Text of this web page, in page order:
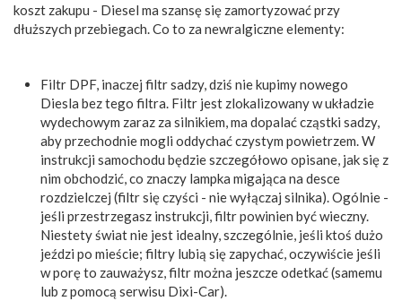
koszt zakupu - Diesel ma szansę się zamortyzować przy
dłuższych przebiegach. Co to za newralgiczne elementy:
Filtr DPF, inaczej filtr sadzy, dziś nie kupimy nowego
Diesla bez tego filtra. Filtr jest zlokalizowany w układzie
wydechowym zaraz za silnikiem, ma dopalać cząstki sadzy,
aby przechodnie mogli oddychać czystym powietrzem. W
instrukcji samochodu będzie szczegółowo opisane, jak się z
nim obchodzić, co znaczy lampka migająca na desce
rozdzielczej (filtr się czyści - nie wyłączaj silnika). Ogólnie -
jeśli przestrzegasz instrukcji, filtr powinien być wieczny.
Niestety świat nie jest idealny, szczególnie, jeśli ktoś dużo
jeździ po mieście; filtry lubią się zapychać, oczywiście jeśli
w porę to zauważysz, filtr można jeszcze odetkać (samemu
lub z pomocą serwisu Dixi-Car).